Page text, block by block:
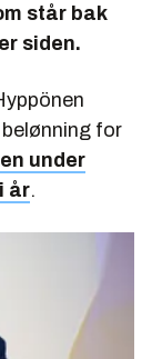
står bak
siden.
for
under
år.